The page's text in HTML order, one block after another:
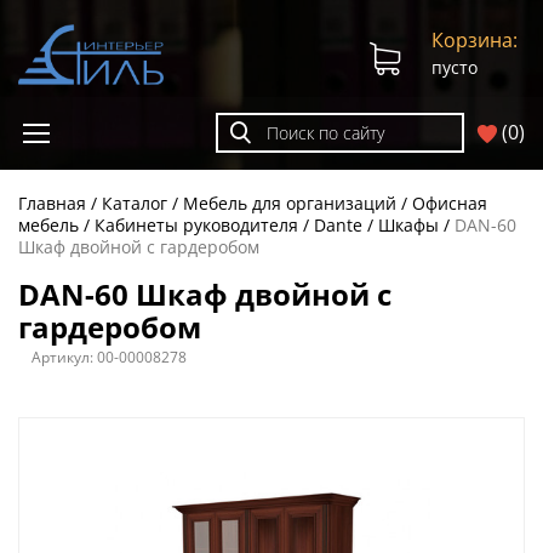
(0)
Корзина:
пусто
Главная Каталог Мебель для организаций
Офисная
мебель
Кабинеты руководителя Dante Шкафы
DAN-60
Шкаф двойной с гардеробом
DAN-60 Шкаф двойной с
гардеробом
Артикул:00-00008278